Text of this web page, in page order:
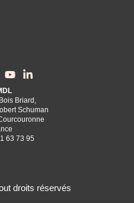
Briard,
Schuman
63 73 95
droits réservés